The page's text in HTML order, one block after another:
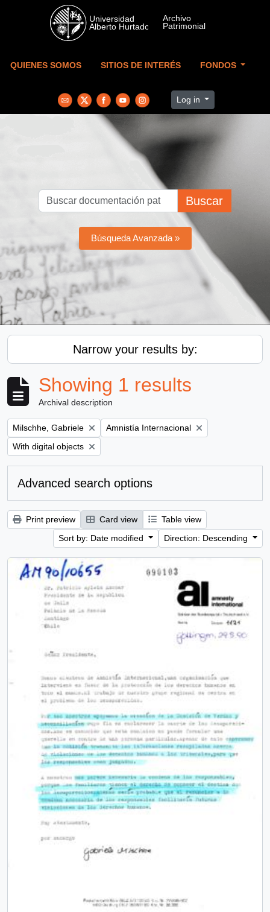
Skip to main content
QUIENES SOMOS SITIOS DE INTERÉS FONDOS
Log in
Buscar
Búsqueda Avanzada »
Narrow your results by:
Showing 1 results
Archival description
Remove filter:
Milschhe, Gabriele Remove filter:
Amnistía Internacional
Remove filter:
With digital objects
Advanced search options
Print preview Card view
Table view
Sort by: Date modified
Direction: Descending